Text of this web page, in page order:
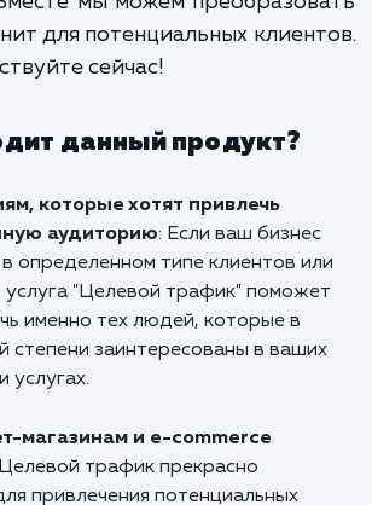
анализируем
бизнес и
которые будут
возможность привлечь
сайт в Омске. Свяжитесь с
вашему бизнесу
Вместе мы можем